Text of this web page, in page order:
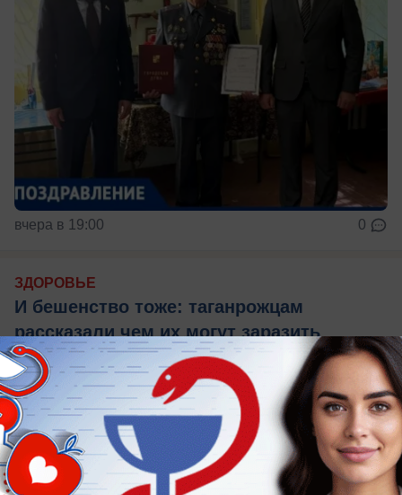
вчера в 19:00 0
ЗДОРОВЬЕ
И бешенство тоже: таганрожцам
рассказали чем их могут заразить
животные
Памятка от Роспотребнадзора